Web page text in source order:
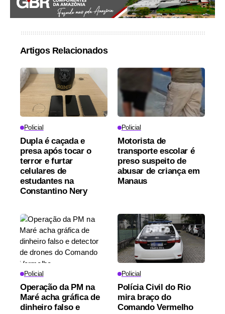
Artigos Relacionados
Policial
Dupla é caçada e
presa após tocar o
terror e furtar
celulares de
estudantes na
Constantino Nery
Policial
Motorista de
transporte escolar é
preso suspeito de
abusar de criança em
Manaus
Policial
Operação da PM na
Maré acha gráfica de
dinheiro falso e
Policial
Polícia Civil do Rio
mira braço do
Comando Vermelho